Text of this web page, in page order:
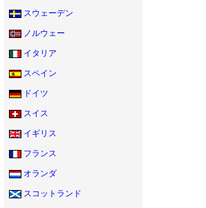
スウェーデン
ノルウェー
イタリア
スペイン
ドイツ
スイス
イギリス
フランス
オランダ
スコットランド